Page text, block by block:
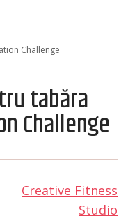
Challenge
tabăra
Challenge
Creative Fitness
Studio